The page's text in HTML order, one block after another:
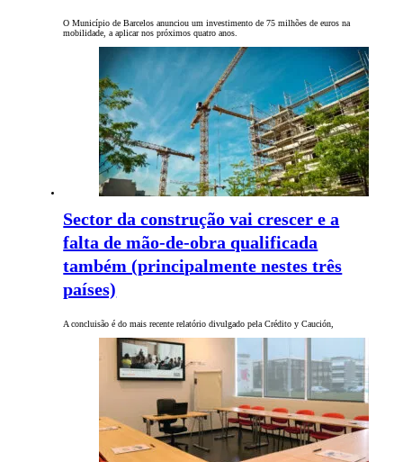
O Município de Barcelos anunciou um investimento de 75 milhões de euros na
mobilidade, a aplicar nos próximos quatro anos.
Sector da construção vai crescer e a
falta de mão-de-obra qualificada
também (principalmente nestes três
países)
A concluisão é do mais recente relatório divulgado pela Crédito y Caución,